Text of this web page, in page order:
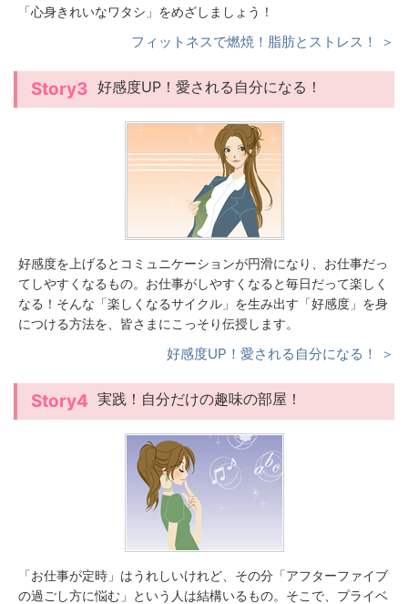
「心身きれいなワタシ」をめざしましょう！
フィットネスで燃焼！脂肪とストレス！ ＞
Story3 好感度UP！愛される自分になる！
好感度を上げるとコミュニケーションが円滑になり、お仕事だっ
てしやすくなるもの。お仕事がしやすくなると毎日だって楽しく
なる！そんな「楽しくなるサイクル」を生み出す「好感度」を身
につける方法を、皆さまにこっそり伝授します。
好感度UP！愛される自分になる！ ＞
Story4 実践！自分だけの趣味の部屋！
「お仕事が定時」はうれしいけれど、その分「アフターファイブ
の過ごし方に悩む」という人は結構いるもの。そこで、プライベ